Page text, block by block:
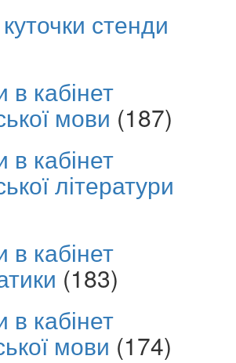
стенди
кабінет
мови (187)
кабінет
літератури
кабінет
(183)
кабінет
мови (174)